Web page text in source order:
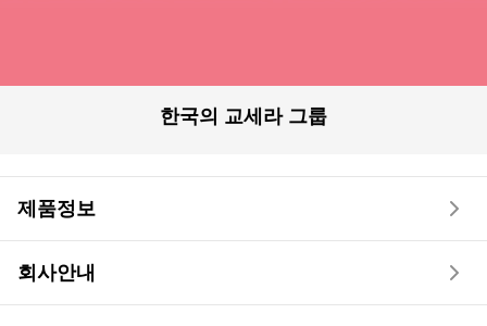
한국의 교세라 그룹
제품정보
회사안내